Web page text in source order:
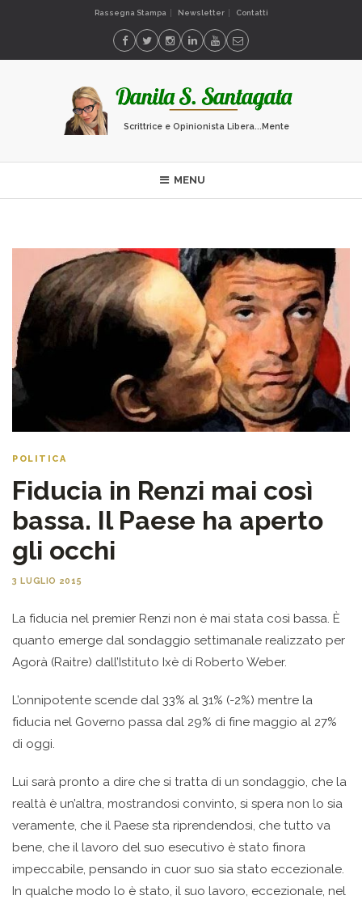
Rassegna Stampa Newsletter Contatti
Scrittrice e Opinionista Libera...Mente
MENU
POLITICA
Fiducia in Renzi mai così
bassa. Il Paese ha aperto
gli occhi
3 LUGLIO 2015
La fiducia nel premier Renzi non è mai stata così bassa. È
quanto emerge dal sondaggio settimanale realizzato per
Agorà (Raitre) dall’Istituto Ixè di Roberto Weber.
L’onnipotente scende dal 33% al 31% (-2%) mentre la
fiducia nel Governo passa dal 29% di fine maggio al 27%
di oggi.
Lui sarà pronto a dire che si tratta di un sondaggio, che la
realtà è un’altra, mostrandosi convinto, si spera non lo sia
veramente, che il Paese sta riprendendosi, che tutto va
bene, che il lavoro del suo esecutivo è stato finora
impeccabile, pensando in cuor suo sia stato eccezionale.
In qualche modo lo è stato, il suo lavoro, eccezionale, nel